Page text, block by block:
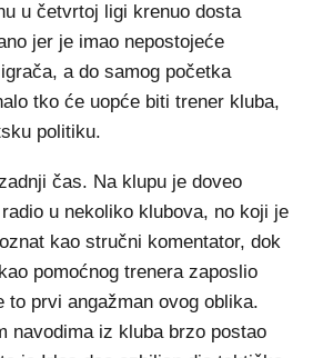
u četvrtoj ligi krenuo dosta
jer je imao nepostojeće
a do samog početka
tko će uopće biti trener kluba,
politiku.
čas. Na klupu je doveo
u nekoliko klubova, no koji je
kao stručni komentator, dok
pomoćnog trenera zaposlio
to prvi angažman ovog oblika.
navodima iz kluba brzo postao